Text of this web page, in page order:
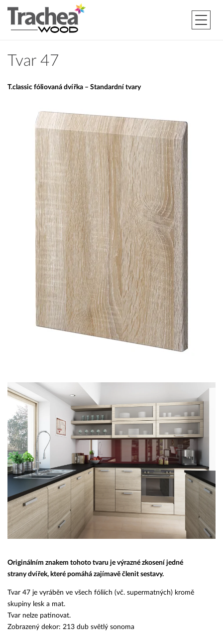
Tvar 47
T.classic fóliovaná dvířka – Standardní tvary
Originálním znakem tohoto tvaru je výrazné zkosení jedné
strany dvířek, které pomáhá zajímavě členit sestavy.
Tvar 47 je vyráběn ve všech fóliích (vč. supermatných) kromě
skupiny lesk a mat.
Tvar nelze patinovat.
Zobrazený dekor: 213 dub světlý sonoma